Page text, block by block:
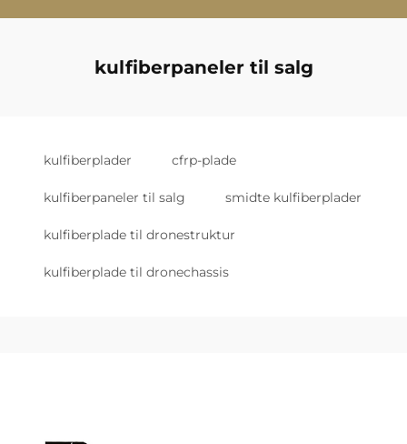
kulfiberpaneler til salg
kulfiberplader cfrp-plade
kulfiberpaneler til salg smidte kulfiberplader
kulfiberplade til dronestruktur
kulfiberplade til dronechassis